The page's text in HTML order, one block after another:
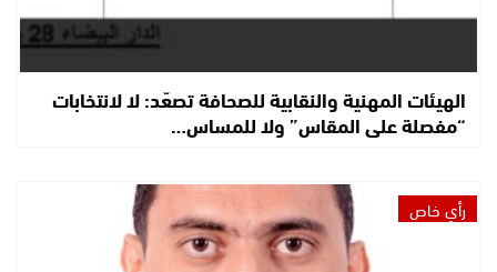
الهيئات المهنية والنقابية للصحافة تصعّد: لا لانتخابات
“مفصلة على المقاس” ولا للمساس…
رأي خاص